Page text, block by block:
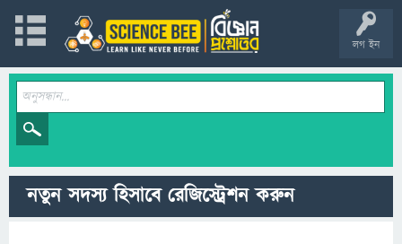
লগ ইন
নতুন সদস্য হিসাবে রেজিস্ট্রেশন করুন